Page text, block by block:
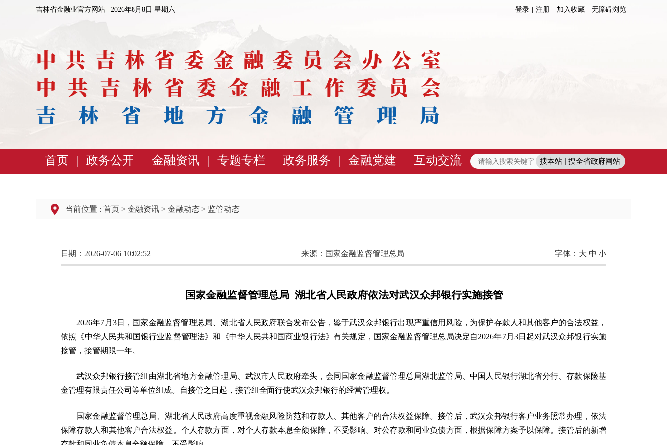
吉林省金融业官方网站 | 2026年8月8日 星期六 登录 注册 加入收藏 无障碍浏览
首页 政务公开 金融资讯 专题专栏 政务服务 金融党建 互动交流
当前位置 : 首页 > 金融资讯 > 金融动态 > 监管动态
日期：2026-07-06 10:02:52 来源： 国家金融监督管理总局 字体： 大 中 小
国家金融监督管理总局 湖北省人民政府依法对武汉众邦银行实施接管
2026年7月3日，国家金融监督管理总局、湖北省人民政府联合发布公告，鉴于武汉众邦银行出现严重信用风险，为保护存款人和其他客户的合法权益，
依照《中华人民共和国银行业监督管理法》和《中华人民共和国商业银行法》有关规定，国家金融监督管理总局决定自2026年7月3日起对武汉众邦银行实施
接管，接管期限一年。
武汉众邦银行接管组由湖北省地方金融管理局、武汉市人民政府牵头，会同国家金融监督管理总局湖北监管局、中国人民银行湖北省分行、存款保险基
金管理有限责任公司等单位组成。自接管之日起，接管组全面行使武汉众邦银行的经营管理权。
国家金融监督管理总局、湖北省人民政府高度重视金融风险防范和存款人、其他客户的合法权益保障。接管后，武汉众邦银行客户业务照常办理，依法
保障存款人和其他客户合法权益。个人存款方面，对个人存款本息全额保障，不受影响。对公存款和同业负债方面，根据保障方案予以保障。接管后的新增